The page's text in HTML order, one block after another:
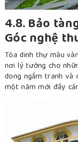
4.8. Bảo
Góc nghệ
Tòa dinh thự màu
nơi lý tưởng cho
dong ngắm tranh và
một năm mới đầy